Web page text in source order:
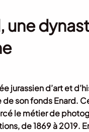
une
jurassien d’art et
son fonds Enard.
le métier de
de 1869 à 2019.